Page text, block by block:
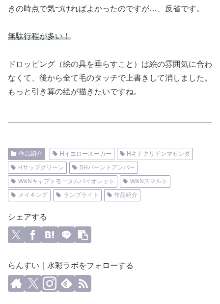
きの時点で気づければよかったのですが…、反省です。
無駄行程が多い！
ドロッピング（絵の具を垂らすこと）は絵の雰囲気に合わ
なくて、後から全て毛のタッチで上書きして消しました。
もっと引き算の絵が描きたいですね。
作品紹介 Hイエローオーカー
Hキナクリドンマゼンダ
Hサップグリーン
SHバーントアンバー
W&Nキャプトモータムバイオレット
W&Nスマルト
メイキング
ランプライト 作品紹介
シェアする
らんすい｜水彩ラボをフォローする